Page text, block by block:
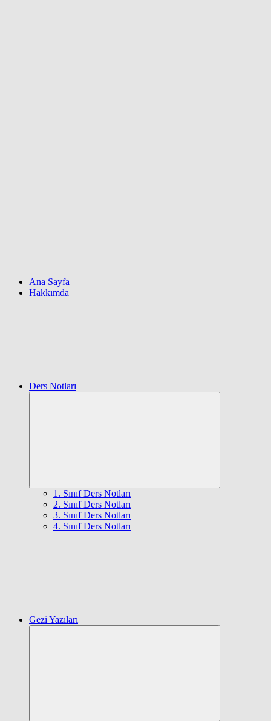
Ana Sayfa
Hakkımda
Ders Notları
1. Sınıf Ders Notları
2. Sınıf Ders Notları
3. Sınıf Ders Notları
4. Sınıf Ders Notları
Gezi Yazıları